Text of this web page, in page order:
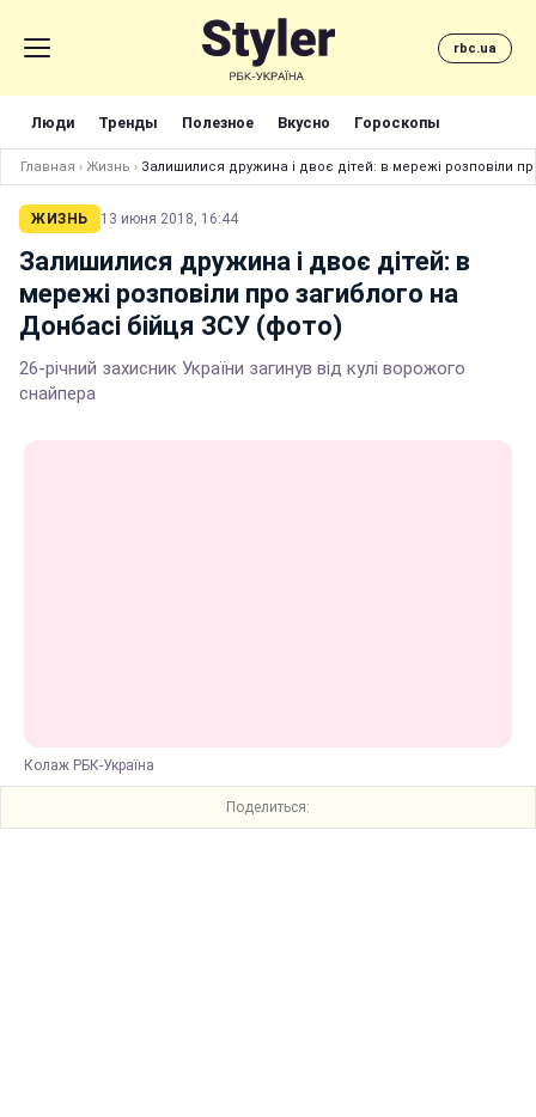
rbc.ua
Люди Тренды Полезное Вкусно Гороскопы
Главная › Жизнь › Залишилися дружина і двоє дітей: в мережі розповіли
ЖИЗНЬ 13 июня 2018, 16:44
Залишилися дружина і двоє дітей: в
мережі розповіли про загиблого на
Донбасі бійця ЗСУ (фото)
26-річний захисник України загинув від кулі ворожого
снайпера
Колаж РБК-Україна
Поделиться: